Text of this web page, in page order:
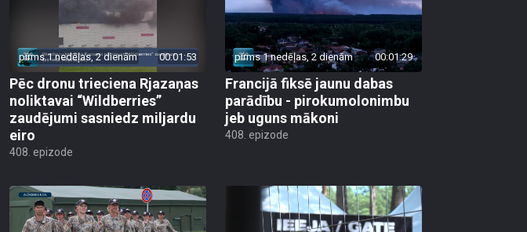
pirms 1 nedēļas, 2 dienām 00:01:53
Pēc dronu trieciena Rjazaņas
noliktavai “Wildberries”
zaudējumi sasniedz miljardu
eiro
408. epizode
pirms 1 nedēļas, 2 dienām 00:01:29
Francijā fiksē jaunu dabas
parādību - pirokumolonimbu
jeb uguns mākoni
408. epizode